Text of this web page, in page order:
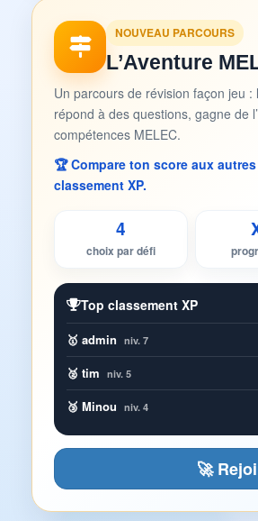
NOUVEAU PARCOURS
L’Aventure
Un parcours de révision façon jeu :
répond à des questions, gagne de
compétences MELEC.
🏆 Compare ton score aux
classement XP.
4
choix par défi
Top classement XP
🥇 admin niv. 7
🥈 tim niv. 5
🥉 Minou niv. 4
🚀